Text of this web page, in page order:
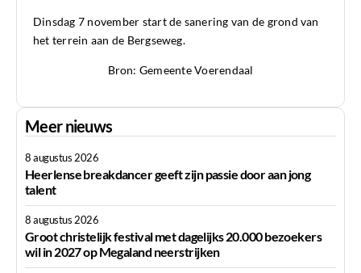
Dinsdag 7 november start de sanering van de grond van
het terrein aan de Bergseweg.
Bron: Gemeente Voerendaal
Meer nieuws
8 augustus 2026
Heerlense breakdancer geeft zijn passie door aan jong
talent
8 augustus 2026
Groot christelijk festival met dagelijks 20.000 bezoekers
wil in 2027 op Megaland neerstrijken